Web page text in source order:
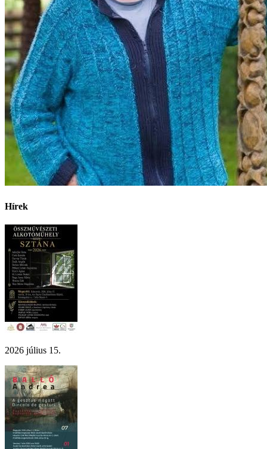
Hírek
2026 július 15.